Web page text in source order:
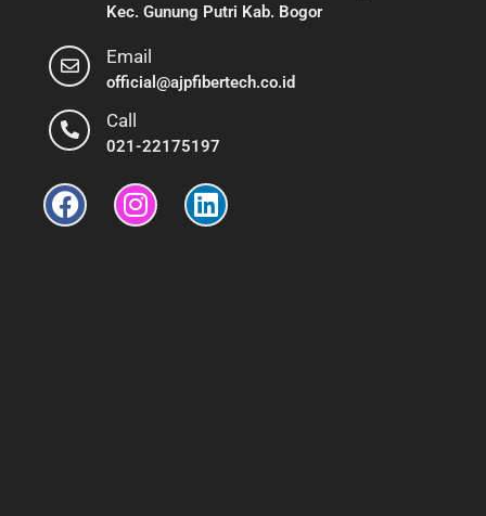
Kec. Gunung Putri Kab. Bogor
Email
official@ajpfibertech.co.id
Call
021-22175197